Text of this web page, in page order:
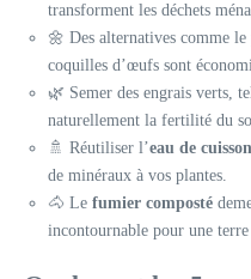
transforment les déchets
🌼 Des alternatives comme le
coquilles d’œufs sont
🌿 Semer des engrais verts,
naturellement la fertilité du
🚿 Réutiliser l’eau de cuisson
de minéraux à vos plantes.
🐴 Le fumier composté
incontournable pour une